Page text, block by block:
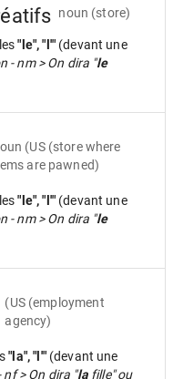
noun (store)
"le", "l'" (devant une
- nm > On dira "le
(US (store where
are pawned)
"le", "l'" (devant une
- nm > On dira "le
(US (employment
agency)
"la", "l'" (devant une
nf > On dira "lafille" ou